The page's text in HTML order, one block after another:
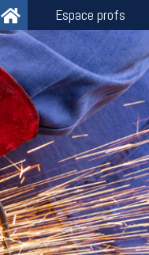
Espace profs